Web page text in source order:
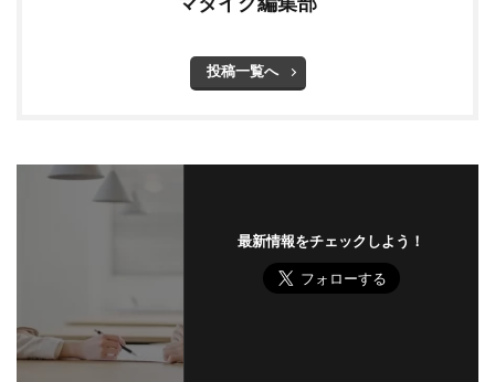
投稿一覧へ
最新情報をチェックしよう！